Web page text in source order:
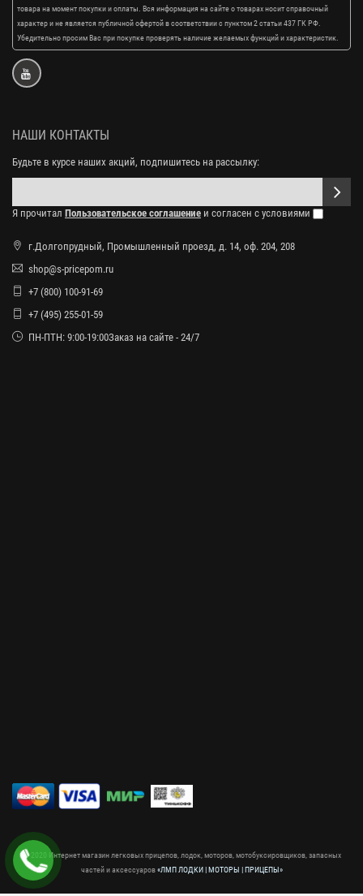
товара на момент покупки и оплаты. Вся информация на сайте о товарах носит справочный
характер и не является публичной офертой в соответствии с пунктом 2 статьи 437 ГК РФ.
Убедительно просим Вас при покупке проверять наличие желаемых функций и характеристик.
НАШИ КОНТАКТЫ
Будьте в курсе наших акций, подпишитесь на рассылку:
Я прочитал Пользовательское соглашение и согласен с условиями
г.Долгопрудный, Промышленный проезд, д. 14, оф. 204, 208
shop@s-pricepom.ru
+7 (800) 100-91-69
+7 (495) 255-01-59
ПН-ПТН: 9:00-19:00Заказ на сайте - 24/7
© 2020 Интернет магазин легковых прицепов, лодок, моторов, мотобуксировщиков, запасных
частей и аксессуаров«ЛМП ЛОДКИ | МОТОРЫ | ПРИЦЕПЫ»